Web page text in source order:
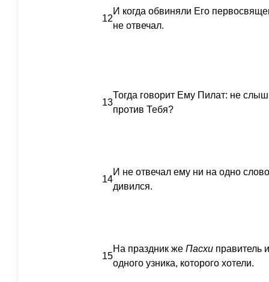
12
И когда обвиняли Его
не отвечал.
13
Тогда говорит Ему Пилат: не
против Тебя?
14
И не отвечал ему ни на одно
дивился.
15
На праздник же Пасхи правитель
одного узника, которого хотели.